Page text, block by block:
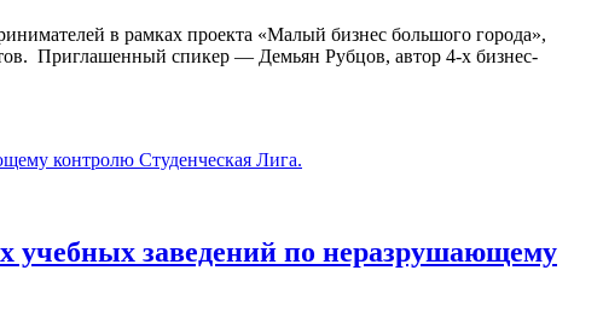
в рамках проекта «Малый бизнес большого города»,
Приглашенный спикер — Демьян Рубцов, автор 4-х бизнес-
учебных заведений по неразрушающему